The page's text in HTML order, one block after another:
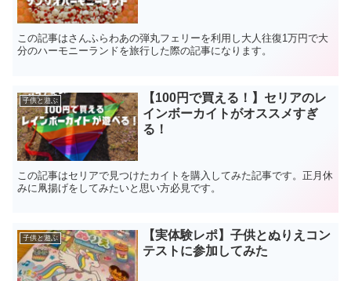
この記事はさんふらわあの弾丸フェリーを利用し大人往復1万円で大
分のハーモニーランドを旅行した際の記事になります。
子供と遊ぶ
【100円で買える！】セリアのレ
インボーカイトがオススメすぎ
る！
この記事はセリアで見つけたカイトを購入してみた記事です。正月休
みに凧揚げをしてみたいと思い方必見です。
子供と遊ぶ
【実体験レポ】子供とぬりえコン
テストに参加してみた